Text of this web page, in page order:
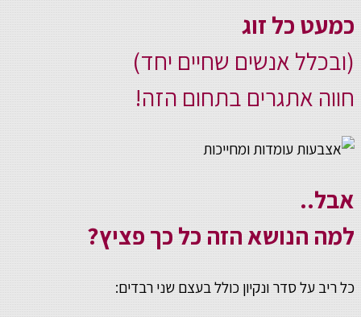
כמעט כל זוג
(ובכלל אנשים שחיים יחד)
חווה אתגרים בתחום הזה!
אבל..
למה הנושא הזה כל כך פציץ?
כל ריב על סדר ונקיון כולל בעצם שני רבדים: